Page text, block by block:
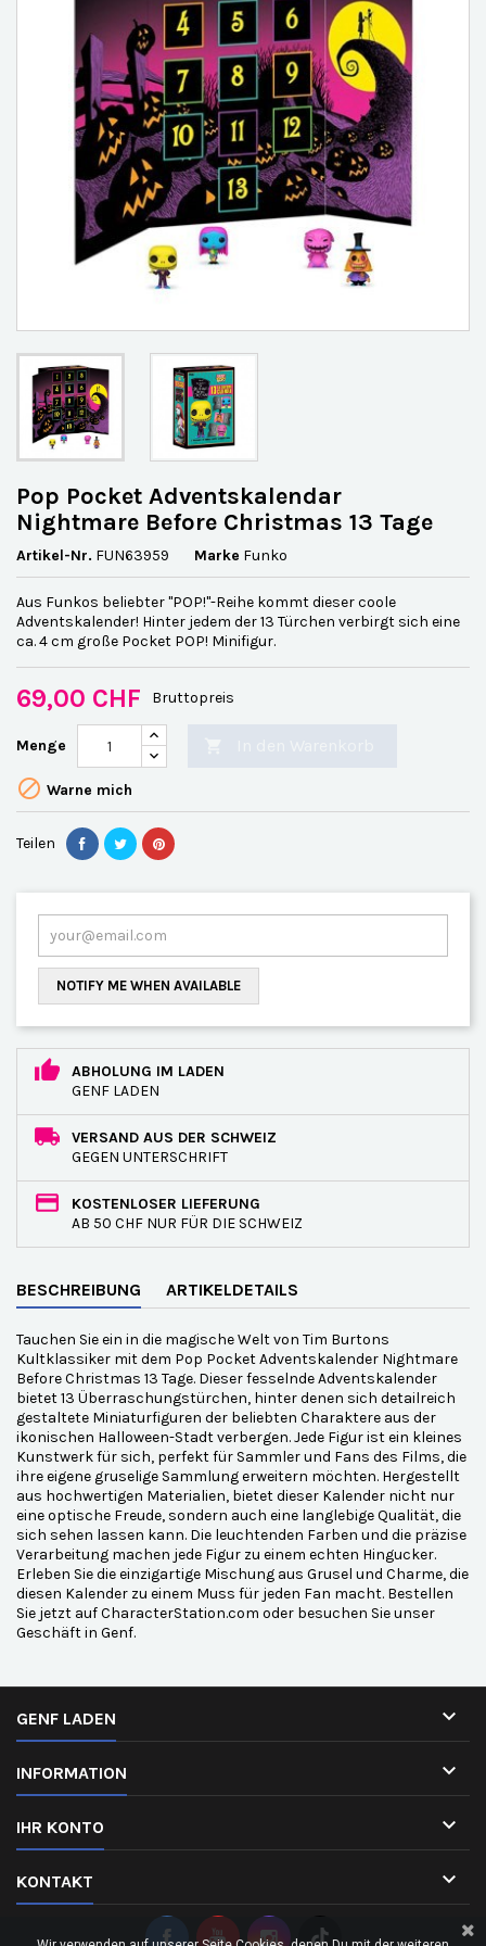
Pop Pocket Adventskalendar
Nightmare Before Christmas 13 Tage
Artikel-Nr. FUN63959 Marke Funko
Aus Funkos beliebter "POP!"-Reihe kommt dieser coole
Adventskalender! Hinter jedem der 13 Türchen verbirgt sich eine
ca. 4 cm große Pocket POP! Minifigur.
69,00 CHF Bruttopreis
Menge
 Warne mich
Teilen
NOTIFY ME WHEN AVAILABLE
ABHOLUNG IM LADEN
GENF LADEN
VERSAND AUS DER SCHWEIZ
GEGEN UNTERSCHRIFT
KOSTENLOSER LIEFERUNG
AB 50 CHF NUR FÜR DIE SCHWEIZ
BESCHREIBUNG ARTIKELDETAILS
Tauchen Sie ein in die magische Welt von Tim Burtons
Kultklassiker mit dem Pop Pocket Adventskalender Nightmare
Before Christmas 13 Tage. Dieser fesselnde Adventskalender
bietet 13 Überraschungstürchen, hinter denen sich detailreich
gestaltete Miniaturfiguren der beliebten Charaktere aus der
ikonischen Halloween-Stadt verbergen. Jede Figur ist ein kleines
Kunstwerk für sich, perfekt für Sammler und Fans des Films, die
ihre eigene gruselige Sammlung erweitern möchten. Hergestellt
aus hochwertigen Materialien, bietet dieser Kalender nicht nur
eine optische Freude, sondern auch eine langlebige Qualität, die
sich sehen lassen kann. Die leuchtenden Farben und die präzise
Verarbeitung machen jede Figur zu einem echten Hingucker.
Erleben Sie die einzigartige Mischung aus Grusel und Charme, die
diesen Kalender zu einem Muss für jeden Fan macht. Bestellen
Sie jetzt auf CharacterStation.com oder besuchen Sie unser
Geschäft in Genf.
GENF LADEN 
INFORMATION 
IHR KONTO 
KONTAKT 